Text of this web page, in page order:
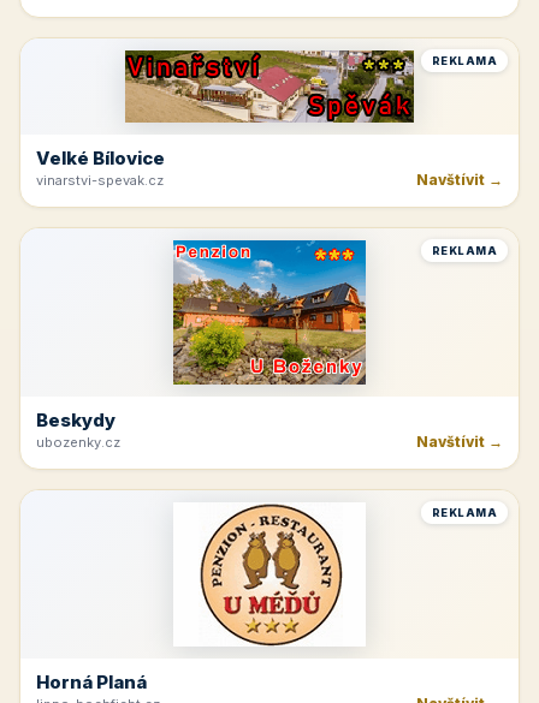
REKLAMA
Velké Bílovice
vinarstvi-spevak.cz Navštívit →
REKLAMA
Beskydy
ubozenky.cz Navštívit →
REKLAMA
Horná Planá